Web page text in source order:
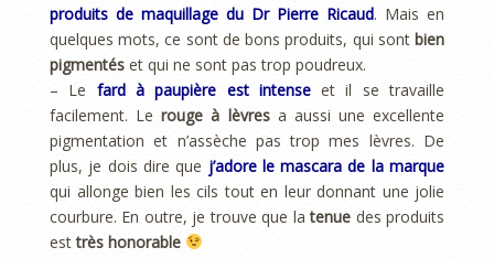
produits de maquillage du Dr Pierre Ricaud. Mais en
quelques mots, ce sont de bons produits, qui sont bien
pigmentés et qui ne sont pas trop poudreux.
– Le fard à paupière est intense et il se travaille
facilement. Le rouge à lèvresa aussi une excellente
pigmentation et n’assèche pas trop mes lèvres. De
plus, je dois dire que j’adore le mascara de la marque
qui allonge bien les cils tout en leur donnant une jolie
courbure. En outre, je trouve que la tenue des produits
esttrès honorable